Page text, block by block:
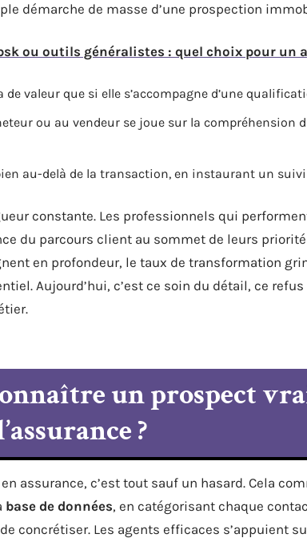
démarche de masse d’une prospection
ou outils généralistes : quel choix pour un
de valeur que si elle s’accompagne d’une
ou au vendeur se joue sur la compréhension
au-delà de la transaction, en instaurant un
constante. Les professionnels qui
du parcours client au sommet de leurs
en profondeur, le taux de transformation
Aujourd’hui, c’est ce soin du détail, ce
un prospect
?
en assurance, c’est tout sauf un hasard. Cela
base de données, en catégorisant chaque
concrétiser. Les agents efficaces s’appuient